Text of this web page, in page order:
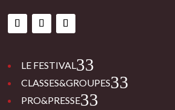
LE FESTIVAL 3
CLASSES&GROUPES 3
PRO&PRESSE 3